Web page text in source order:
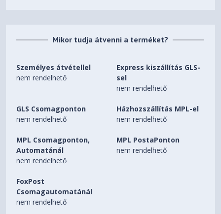
Mikor tudja átvenni a terméket?
Személyes átvétellel
nem rendelhető
Express kiszállítás GLS-
sel
nem rendelhető
GLS Csomagponton
nem rendelhető
Házhozszállítás MPL-el
nem rendelhető
MPL Csomagponton,
Automatánál
nem rendelhető
MPL PostaPonton
nem rendelhető
FoxPost
Csomagautomatánál
nem rendelhető